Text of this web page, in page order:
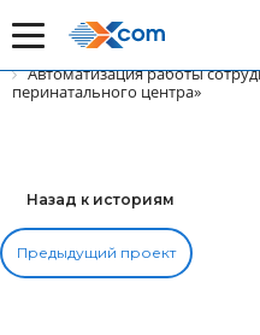
Главная
Наши истории успеха
Автоматизация работы
перинатального центра»
Назад к историям
Предыдущий проект